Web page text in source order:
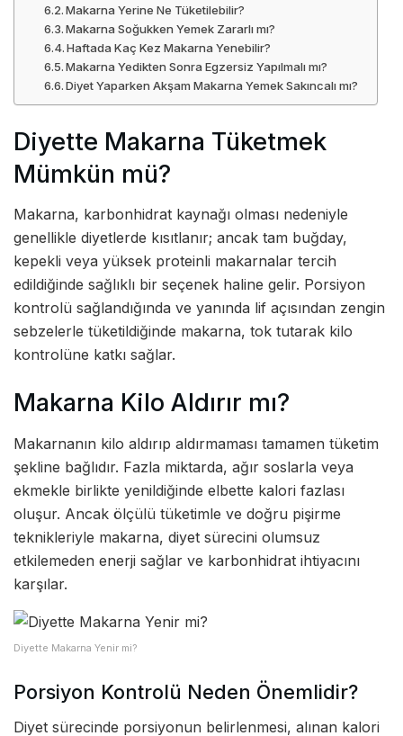
Makarna Yerine Ne Tüketilebilir?
Makarna Soğukken Yemek Zararlı mı?
Haftada Kaç Kez Makarna Yenebilir?
Makarna Yedikten Sonra Egzersiz Yapılmalı mı?
Diyet Yaparken Akşam Makarna Yemek Sakıncalı mı?
Diyette Makarna Tüketmek
Mümkün mü?
Makarna, karbonhidrat kaynağı olması nedeniyle
genellikle diyetlerde kısıtlanır; ancak tam buğday,
kepekli veya yüksek proteinli makarnalar tercih
edildiğinde sağlıklı bir seçenek haline gelir. Porsiyon
kontrolü sağlandığında ve yanında lif açısından zengin
sebzelerle tüketildiğinde makarna, tok tutarak kilo
kontrolüne katkı sağlar.
Makarna Kilo Aldırır mı?
Makarnanın kilo aldırıp aldırmaması tamamen tüketim
şekline bağlıdır. Fazla miktarda, ağır soslarla veya
ekmekle birlikte yenildiğinde elbette kalori fazlası
oluşur. Ancak ölçülü tüketimle ve doğru pişirme
teknikleriyle makarna, diyet sürecini olumsuz
etkilemeden enerji sağlar ve karbonhidrat ihtiyacını
karşılar.
Diyette Makarna Yenir mi?
Porsiyon Kontrolü Neden Önemlidir?
Diyet sürecinde porsiyonun belirlenmesi, alınan kalori